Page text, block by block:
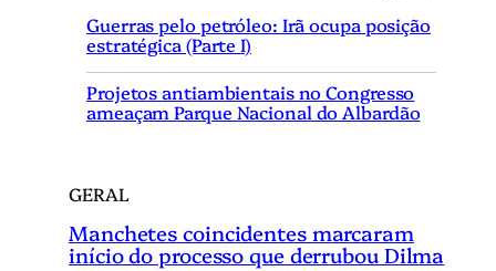
Guerras pelo petróleo: Irã ocupa posição
estratégica (Parte I)
Projetos antiambientais no Congresso
ameaçam Parque Nacional do Albardão
GERAL
Manchetes coincidentes marcaram
início do processo que derrubou Dilma